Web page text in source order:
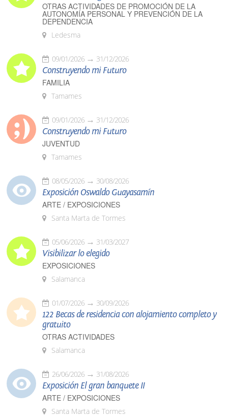
OTRAS ACTIVIDADES DE PROMOCIÓN DE LA
AUTONOMÍA PERSONAL Y PREVENCIÓN DE LA
DEPENDENCIA
Ledesma
09/01/2026 31/12/2026
Construyendo mi Futuro
FAMILIA
Tamames
09/01/2026 31/12/2026
Construyendo mi Futuro
JUVENTUD
Tamames
08/05/2026 30/08/2026
Exposición Oswaldo Guayasamín
ARTE / EXPOSICIONES
Santa Marta de Tormes
05/06/2026 31/03/2027
Visibilizar lo elegido
EXPOSICIONES
Salamanca
01/07/2026 30/09/2026
122 Becas de residencia con alojamiento completo y
gratuito
OTRAS ACTIVIDADES
Salamanca
26/06/2026 31/08/2026
Exposición El gran banquete II
ARTE / EXPOSICIONES
Santa Marta de Tormes